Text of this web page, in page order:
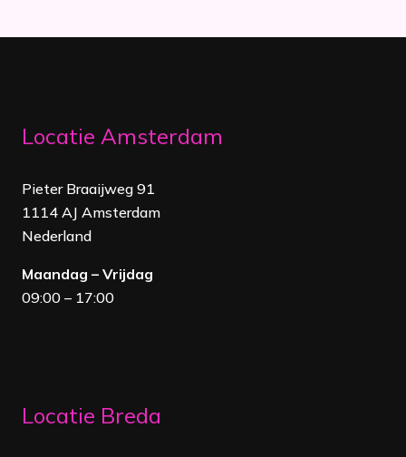
Locatie Amsterdam
Pieter Braaijweg 91
1114 AJ Amsterdam
Nederland
Maandag – Vrijdag
09:00 – 17:00
Locatie Breda